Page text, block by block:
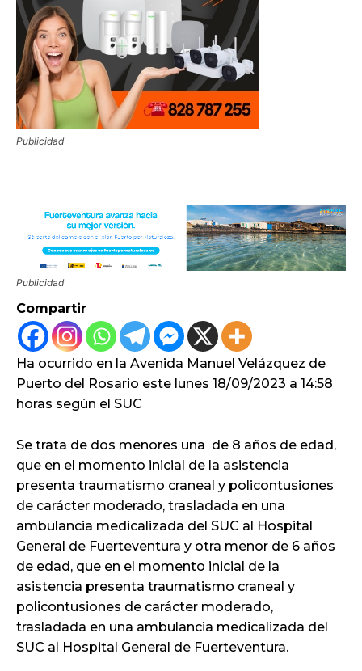
Publicidad
Publicidad
Compartir
Ha ocurrido en la Avenida Manuel Velázquez de
Puerto del Rosario este lunes 18/09/2023 a 14:58
horas según el SUC
Se trata de dos menores una de 8 años de edad,
que en el momento inicial de la asistencia
presenta traumatismo craneal y policontusiones
de carácter moderado, trasladada en una
ambulancia medicalizada del SUC al Hospital
General de Fuerteventura y otra menor de 6 años
de edad, que en el momento inicial de la
asistencia presenta traumatismo craneal y
policontusiones de carácter moderado,
trasladada en una ambulancia medicalizada del
SUC al Hospital General de Fuerteventura.